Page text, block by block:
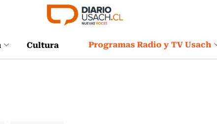
Cultura Programas Radio y TV Usach